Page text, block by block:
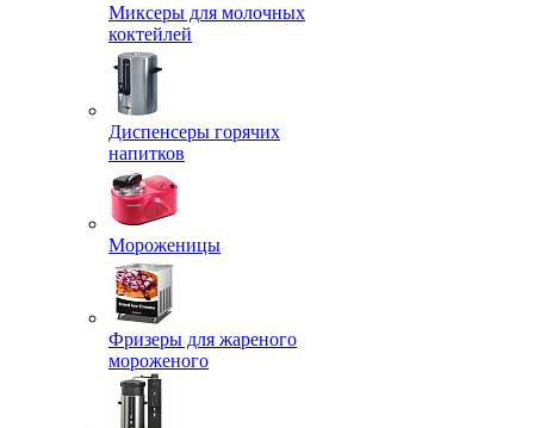
Миксеры для молочных
коктейлей
Диспенсеры горячих
напитков
Мороженицы
Фризеры для жареного
мороженого